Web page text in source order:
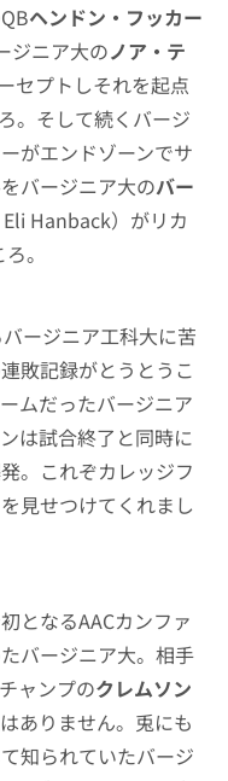
ヘンドン・フッカー
ジニア大のノア・テ
セプトしそれを起点
。そして続くバージ
がエンドゾーンでサ
バージニア大のバー
Eli Hanback）がリカ
。
ージニア工科大に苦
敗記録がとうとうこ
ムだったバージニア
は試合終了と同時に
。これぞカレッジフ
見せつけてくれまし
となるAACカンファ
バージニア大。相手
ャンプのクレムソン
ありません。兎にも
知られていたバージ